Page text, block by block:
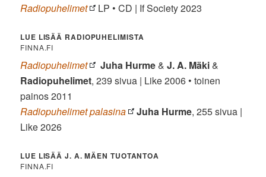
Radiopuhelimet
LP • CD | If Society 2023
LUE LISÄÄ RADIOPUHELIMISTA
FINNA.FI
Radiopuhelimet Juha Hurme&J. A. Mäki&
Radiopuhelimet, 239 sivua | Like 2006 • toinen
painos 2011
Radiopuhelimet palasina
Juha Hurme, 255 sivua |
Like 2026
LUE LISÄÄ J. A. MÄEN TUOTANTOA
FINNA.FI